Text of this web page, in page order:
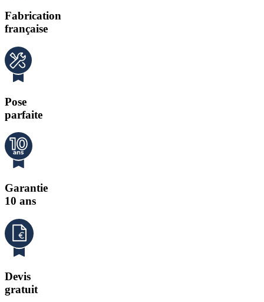
Fabrication
française
Pose
parfaite
Garantie
10 ans
Devis
gratuit